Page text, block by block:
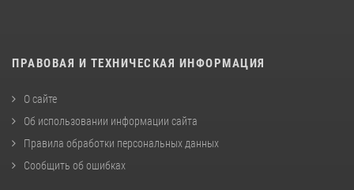
ПРАВОВАЯ И ТЕХНИЧЕСКАЯ ИНФОРМАЦИЯ
О сайте
Об использовании информации сайта
Правила обработки персональных данных
Сообщить об ошибках